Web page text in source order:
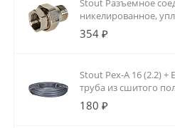
Stout Разъемное
никелированное,
354 ₽
Stout Pex-A 16 (2.2) +
труба из сшитого
180 ₽